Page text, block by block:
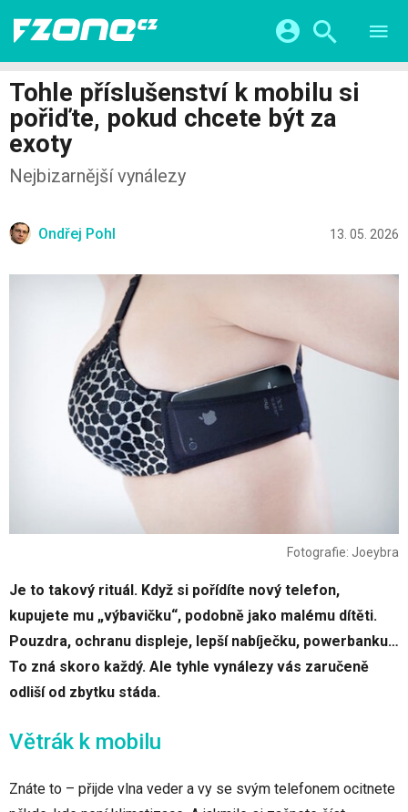
VIDEA
SERIÁLY
KATEGORIE
CHYTRÁ MĚSTA
ŽIVOT BUDOUCNOSTI
HRY A ZÁBAVA
FINTECH
Facebook Google
Twitter
Tohle příslušenství k mobilu si
pořiďte, pokud chcete být za
exoty
Nejbizarnější vynálezy
Ondřej Pohl 13. 05. 2026
Fotografie: Joeybra
Je to takový rituál. Když si pořídíte nový telefon,
kupujete mu „výbavičku“, podobně jako malému dítěti.
Pouzdra, ochranu displeje, lepší nabíječku, powerbanku…
To zná skoro každý. Ale tyhle vynálezy vás zaručeně
odliší od zbytku stáda.
Větrák k mobilu
Znáte to – přijde vlna veder a vy se svým telefonem ocitnete